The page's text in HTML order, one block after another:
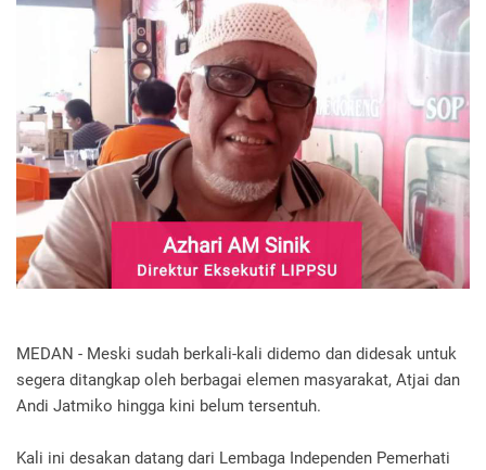
MEDAN - Meski sudah berkali-kali didemo dan didesak untuk
segera ditangkap oleh berbagai elemen masyarakat, Atjai dan
Andi Jatmiko hingga kini belum tersentuh.
Kali ini desakan datang dari Lembaga Independen Pemerhati